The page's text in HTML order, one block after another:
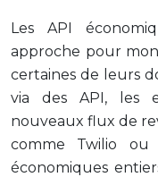
Les API
approche pour
certaines de leurs
via des API, les
nouveaux flux de
comme Twilio
économiques